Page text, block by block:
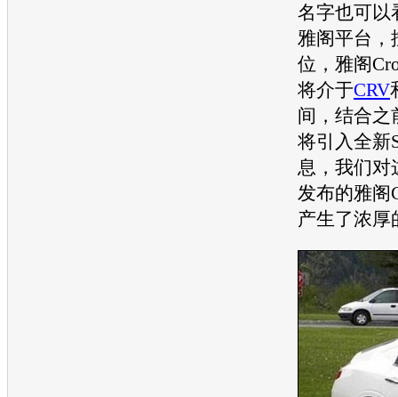
名字也可以
雅阁平台，
位， 雅阁
将介于CRV
间，结合之
将引入全新
息，我们对
发布的雅阁
产生了浓厚